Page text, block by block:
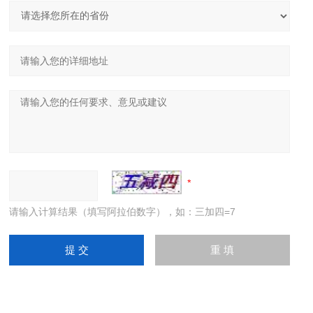
请输入计算结果（填写阿拉伯数字），如：三加四=7